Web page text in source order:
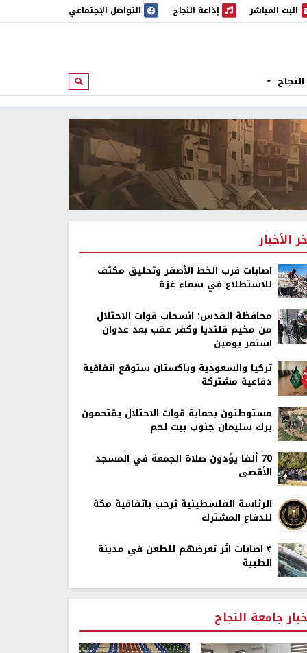
البث المباشر
المباشر إذاعة النجاح
إذاعة النجاح التواصل الإجتماعي
ابحث
الأخبار
اصابات قرب الخط الأصفر وتحليق مكثف
للاستطلاع في سماء غزة
محافظة القدس: انسحاب قوات الاحتلال
من مخيم قلنديا وكفر عقب بعد عدوان
استمر يومين
تركيا والسعودية وباكستان ستوقع اتفاقية
دفاعية مشتركة
مستوطنون بحماية قوات الاحتلال يقتحمون
برك سليمان جنوب بيت لحم
70 ألفا يؤدون صلاة الجمعة في المسجد
الأقصى
الرئاسة الفلسطينية ترحب باتفاقية مكة
للدفاع المشترك
٣ اصابات اثر تعرضهم للطعن في مدينة
الطيبة
جامعة النجاح